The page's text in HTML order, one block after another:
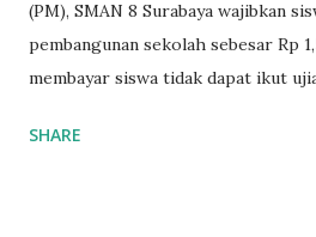
(PM), SMAN 8 Surabaya wajibkan
pembangunan sekolah sebesar Rp
membayar siswa tidak dapat ikut
SMAN 8 Jalan Iskandar Muda
SHARE